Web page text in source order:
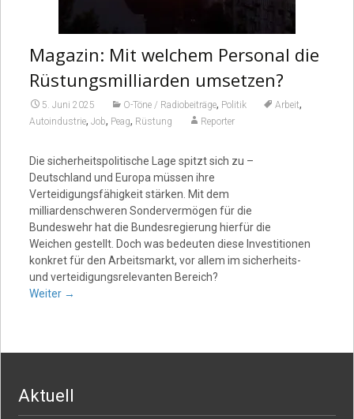
Magazin: Mit welchem Personal die
Rüstungsmilliarden umsetzen?
5. Juni 2025 O-Töne / Radiobeiträge, Politik Arbeit,
Autoindustrie, Job, Peag, Rüstung Reporter
Die sicherheitspolitische Lage spitzt sich zu –
Deutschland und Europa müssen ihre
Verteidigungsfähigkeit stärken. Mit dem
milliardenschweren Sondervermögen für die
Bundeswehr hat die Bundesregierung hierfür die
Weichen gestellt. Doch was bedeuten diese Investitionen
konkret für den Arbeitsmarkt, vor allem im sicherheits-
und verteidigungsrelevanten Bereich?
Weiter →
Aktuell